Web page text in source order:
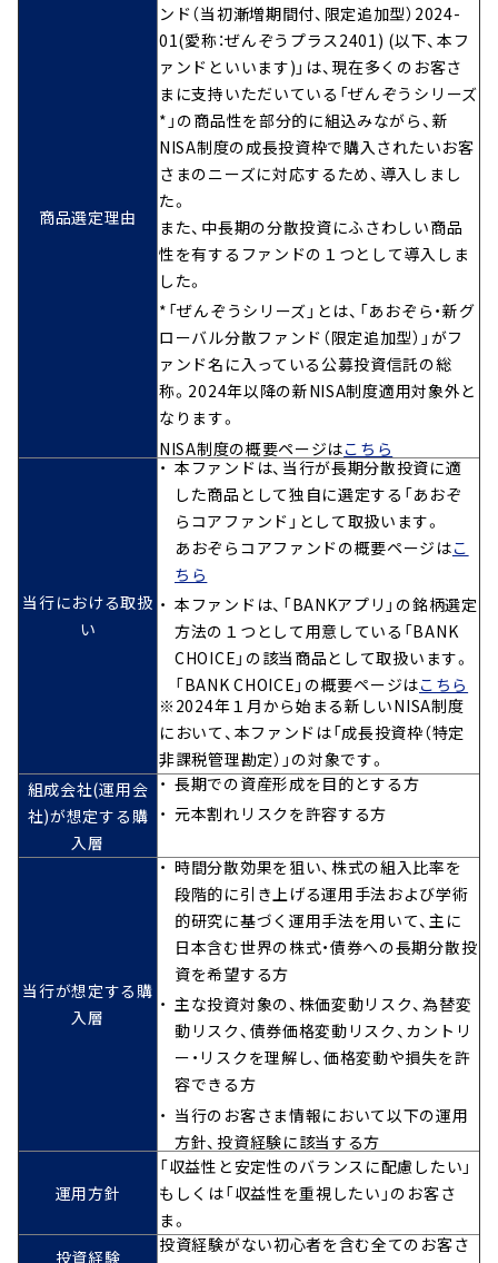
商品選定理由
ンド（当初漸増期間付、限定追加型）2024-
01(愛称：ぜんぞうプラス2401) (以下、本フ
ァンドといいます)」は、現在多くのお客さ
まに支持いただいている「ぜんぞうシリーズ
*」の商品性を部分的に組込みながら、新
NISA制度の成長投資枠で購入されたいお客
さまのニーズに対応するため、導入しまし
た。
また、中長期の分散投資にふさわしい商品
性を有するファンドの１つとして導入しま
した。
*「ぜんぞうシリーズ」とは、「あおぞら・新グ
ローバル分散ファンド（限定追加型）」がフ
ァンド名に入っている公募投資信託の総
称。2024年以降の新NISA制度適用対象外と
なります。
NISA制度の概要ページはこちら
当行における取扱
い
本ファンドは、当行が長期分散投資に適
した商品として独自に選定する「あおぞ
らコアファンド」として取扱います。
あおぞらコアファンドの概要ページはこ
ちら
本ファンドは、「BANKアプリ」の銘柄選定
方法の１つとして用意している「BANK
CHOICE」の該当商品として取扱います。
「BANK CHOICE」の概要ページはこちら
※2024年１月から始まる新しいNISA制度
において、本ファンドは「成長投資枠（特定
非課税管理勘定）」の対象です。
組成会社(運用会
社)が想定する購
入層
長期での資産形成を目的とする方
元本割れリスクを許容する方
当行が想定する購
入層
時間分散効果を狙い、株式の組入比率を
段階的に引き上げる運用手法および学術
的研究に基づく運用手法を用いて、主に
日本含む世界の株式・債券への長期分散投
資を希望する方
主な投資対象の、株価変動リスク、為替変
動リスク、債券価格変動リスク、カントリ
ー・リスクを理解し、価格変動や損失を許
容できる方
当行のお客さま情報において以下の運用
方針、投資経験に該当する方
運用方針
「収益性と安定性のバランスに配慮したい」
もしくは「収益性を重視したい」のお客さ
ま。
投資経験
投資経験がない初心者を含む全てのお客さ